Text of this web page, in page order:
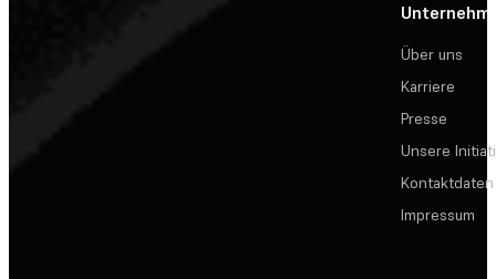
Über uns
Karriere
Presse
Unsere
Kontaktdaten
Impressum